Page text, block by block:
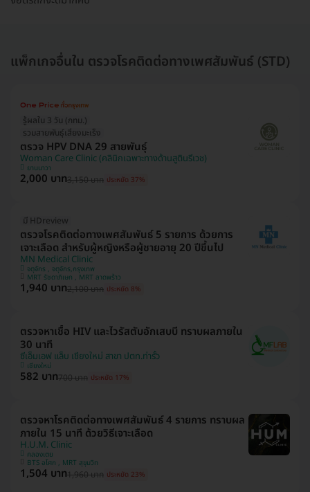
แพ็กเกจอื่นใน ตรวจโรคติดต่อทางเพศสัมพันธ์ (STD)
รู้ผลใน 3 วัน (กทม.)
รวมสายพันธุ์เสี่ยงมะเร็ง
ตรวจ HPV DNA 29 สายพันธุ์
Woman Care Clinic (คลินิกเฉพาะทางด้านสูตินรีเวช)
ยานนาวา
2,000 บาท3,150 บาท ประหยัด 37%
มี HDreview
ตรวจโรคติดต่อทางเพศสัมพันธ์ 5 รายการ ด้วยการ
เจาะเลือด สำหรับผู้หญิงหรือผู้ชายอายุ 20 ปีขึ้นไป
MN Medical Clinic
จตุจักร , จตุจักร,กรุงเทพ
MRT รัชดาภิเษก , MRT ลาดพร้าว
1,940 บาท2,100 บาท ประหยัด 8%
ตรวจหาเชื้อ HIV และไวรัสตับอักเสบบี ทราบผลภายใน
30 นาที
ซีเอ็มเอฟ แล็บ เชียงใหม่ สาขา ปตท.ท่ารั้ว
เชียงใหม่
582 บาท700 บาท ประหยัด 17%
ตรวจหาโรคติดต่อทางเพศสัมพันธ์ 4 รายการ ทราบผล
ภายใน 15 นาที ด้วยวิธีเจาะเลือด
H.U.M. Clinic
คลองเตย
BTS อโศก , MRT สุขุมวิท
1,504 บาท1,960 บาท ประหยัด 23%